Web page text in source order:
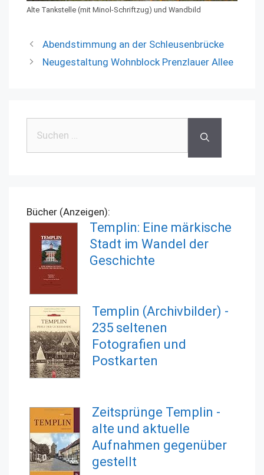
Alte Tankstelle (mit Minol-Schriftzug) und Wandbild
Abendstimmung an der Schleusenbrücke
Neugestaltung Wohnblock Prenzlauer Allee
nach:
Bücher (Anzeigen):
Templin: Eine märkische
Stadt im Wandel der
Geschichte
Templin (Archivbilder) -
235 seltenen
Fotografien und
Postkarten
Zeitsprünge Templin -
alte und aktuelle
Aufnahmen gegenüber
gestellt